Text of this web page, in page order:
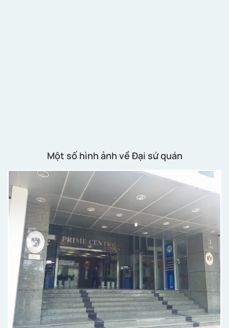
Một số hình ảnh về Đại sứ quán